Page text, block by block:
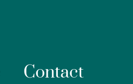
Contact